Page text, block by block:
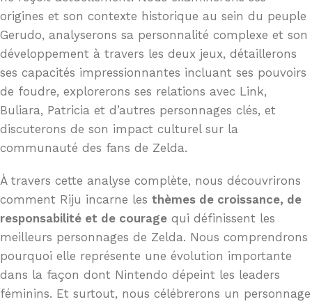
origines et son contexte historique au sein du peuple
Gerudo, analyserons sa personnalité complexe et son
développement à travers les deux jeux, détaillerons
ses capacités impressionnantes incluant ses pouvoirs
de foudre, explorerons ses relations avec Link,
Buliara, Patricia et d’autres personnages clés, et
discuterons de son impact culturel sur la
communauté des fans de Zelda.
À travers cette analyse complète, nous découvrirons
comment Riju incarne les thèmes de croissance, de
responsabilité et de courage qui définissent les
meilleurs personnages de Zelda. Nous comprendrons
pourquoi elle représente une évolution importante
dans la façon dont Nintendo dépeint les leaders
féminins. Et surtout, nous célébrerons un personnage